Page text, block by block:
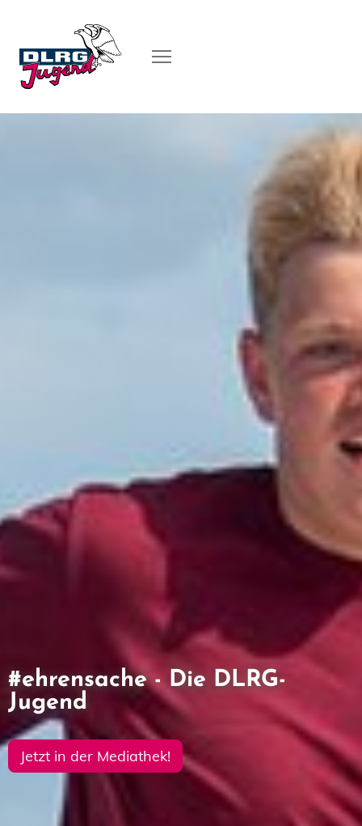
#ehrensache - Die DLRG-
Jugend
Jetzt in der Mediathek!
Miterleben, mitmachen, mitdiskutieren!
zum Bildungs- und
Veranstaltungsprogramm